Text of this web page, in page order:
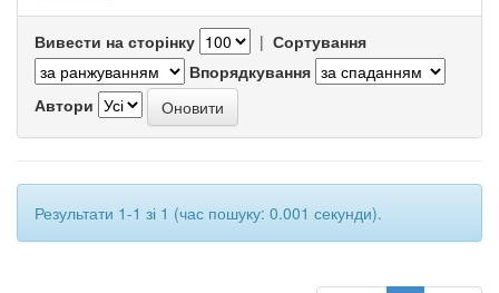
Вивести на сторінку | Сортування
Впорядкування
Автори
Результати 1-1 зі 1 (час пошуку: 0.001 секунди).